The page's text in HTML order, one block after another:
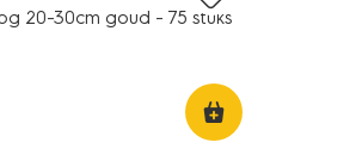
20-30cm goud - 75 stuks